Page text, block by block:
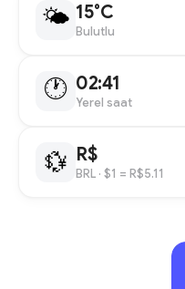
🌤 15°C
Bulutlu
🕐 02:41
Yerel saat
💱 R$
BRL · $1 = R$5.11